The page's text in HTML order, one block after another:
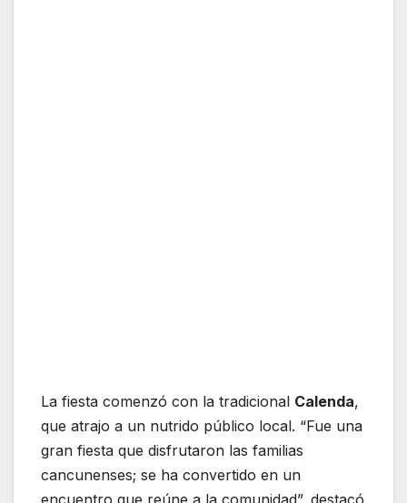
La fiesta comenzó con la tradicional Calenda,
que atrajo a un nutrido público local. “Fue una
gran fiesta que disfrutaron las familias
cancunenses; se ha convertido en un
encuentro que reúne a la comunidad”, destacó